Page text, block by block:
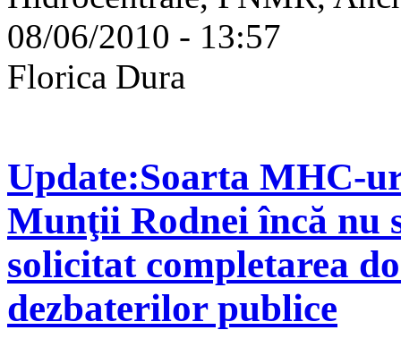
08/06/2010 - 13:57
Florica Dura
Update:Soarta MHC-
Munţii Rodnei încă nu
solicitat completarea
dezbaterilor publice